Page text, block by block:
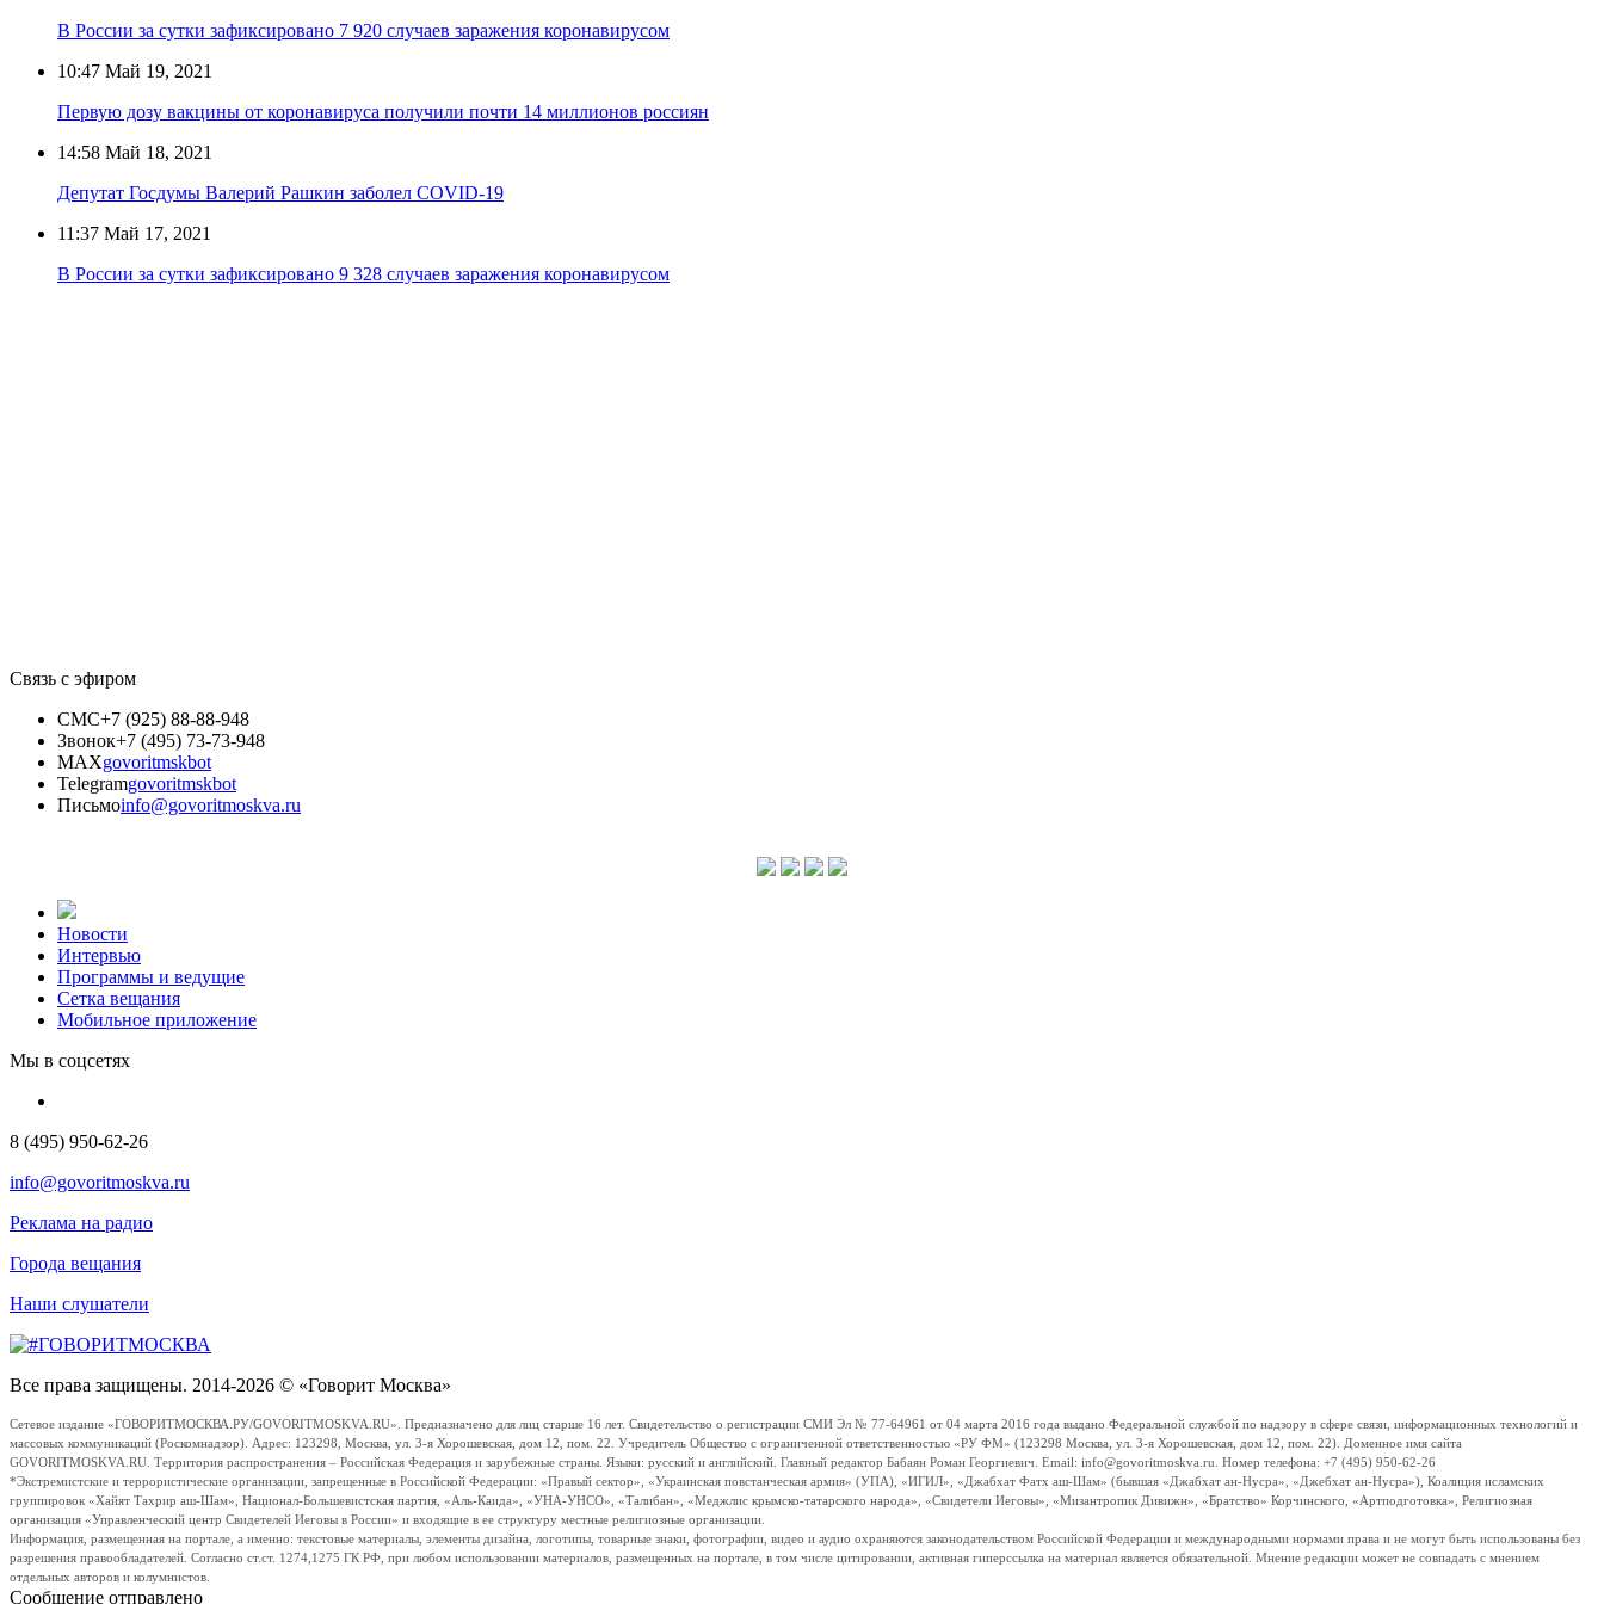
В России за сутки зафиксировано 7 920 случаев заражения коронавирусом
10:47 Май 19, 2021
Первую дозу вакцины от коронавируса получили почти 14 миллионов россиян
14:58 Май 18, 2021
Депутат Госдумы Валерий Рашкин заболел COVID-19
11:37 Май 17, 2021
В России за сутки зафиксировано 9 328 случаев заражения коронавирусом
Связь с эфиром
СМС+7 (925) 88-88-948
Звонок+7 (495) 73-73-948
MAXgovoritmskbot
Telegramgovoritmskbot
Письмоinfo@govoritmoskva.ru
Новости
Интервью
Программы и ведущие
Сетка вещания
Мобильное приложение
Мы в соцсетях
8 (495) 950-62-26
info@govoritmoskva.ru
Реклама на радио
Города вещания
Наши слушатели
Все права защищены. 2014-2026 © «Говорит Москва»
Сетевое издание «ГОВОРИТМОСКВА.РУ/GOVORITMOSKVA.RU». Предназначено для лиц старше 16 лет. Свидетельство о регистрации СМИ Эл № 77-64961 от 04 марта 2016 года выдано Федеральной службой по надзору в сфере связи, информационных технологий и
массовых коммуникаций (Роскомнадзор). Адрес: 123298, Москва, ул. 3-я Хорошевская, дом 12, пом. 22. Учредитель Общество с ограниченной ответственностью «РУ ФМ» (123298 Москва, ул. 3-я Хорошевская, дом 12, пом. 22). Доменное имя сайта
GOVORITMOSKVA.RU. Территория распространения – Российская Федерация и зарубежные страны. Языки: русский и английский. Главный редактор Бабаян Роман Георгиевич. Email: info@govoritmoskva.ru. Номер телефона: +7 (495) 950-62-26
*Экстремистские и террористические организации, запрещенные в Российской Федерации: «Правый сектор», «Украинская повстанческая армия» (УПА), «ИГИЛ», «Джабхат Фатх аш-Шам» (бывшая «Джабхат ан-Нусра», «Джебхат ан-Нусра»), Коалиция исламских
группировок «Хайят Тахрир аш-Шам», Национал-Большевистская партия, «Аль-Каида», «УНА-УНСО», «Талибан», «Меджлис крымско-татарского народа», «Свидетели Иеговы», «Мизантропик Дивижн», «Братство» Корчинского, «Артподготовка», Религиозная
организация «Управленческий центр Свидетелей Иеговы в России» и входящие в ее структуру местные религиозные организации.
Информация, размещенная на портале, а именно: текстовые материалы, элементы дизайна, логотипы, товарные знаки, фотографии, видео и аудио охраняются законодательством Российской Федерации и международными нормами права и не могут быть использованы без
разрешения правообладателей. Согласно ст.ст. 1274,1275 ГК РФ, при любом использовании материалов, размещенных на портале, в том числе цитировании, активная гиперссылка на материал является обязательной. Мнение редакции может не совпадать с мнением
отдельных авторов и колумнистов.
Сообщение отправлено